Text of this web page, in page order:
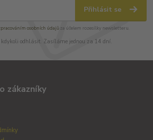
Přihlásit se
osobních údajůza účelem rozesílky newsletteru.
kdykoli odhlásit. Zasíláme jednou za 14 dní.
zákazníky